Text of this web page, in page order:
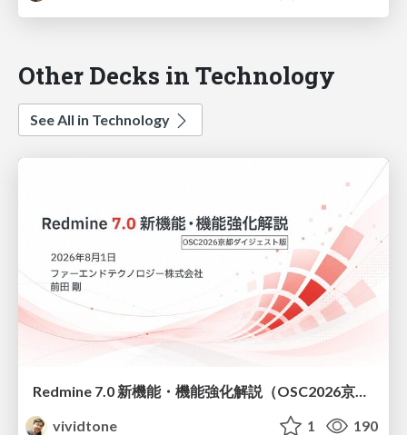
Other Decks in Technology
See All in Technology
Redmine 7.0 新機能・機能強化解説（OSC2026京都ダイジェスト版）
vividtone
1 190